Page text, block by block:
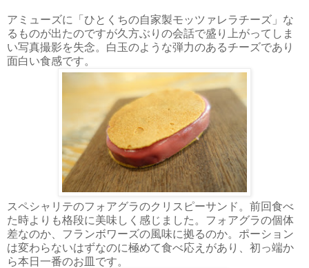
アミューズに「ひとくちの自家製モッツァレラチーズ」な
るものが出たのですが久方ぶりの会話で盛り上がってしま
い写真撮影を失念。白玉のような弾力のあるチーズであり
面白い食感です。
スペシャリテのフォアグラのクリスピーサンド。前回食べ
た時よりも格段に美味しく感じました。フォアグラの個体
差なのか、フランボワーズの風味に拠るのか。ポーション
は変わらないはずなのに極めて食べ応えがあり、初っ端か
ら本日一番のお皿です。